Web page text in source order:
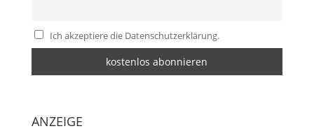
Ich akzeptiere die Datenschutzerklärung.
ANZEIGE